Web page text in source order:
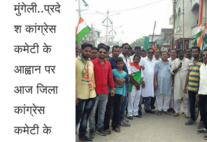
मुंगेली..प्रदे
श कांग्रेस
कमेटी के
आह्वान पर
आज जिला
कांग्रेस
कमेटी के